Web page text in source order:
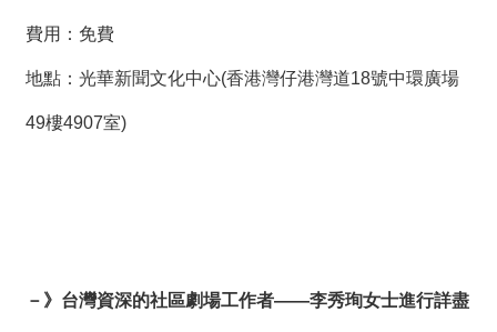
華
友
站
費用：免費
地點：光華新聞文化中心(香港灣仔港灣道18號中環廣場
49樓4907室)
－》台灣資深的社區劇場工作者——李秀珣女士進行詳盡